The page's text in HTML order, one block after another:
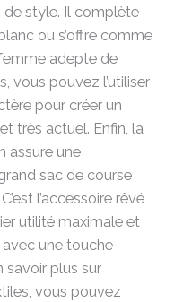
style. Il complète
ou s’offre comme
adepte de
vous pouvez l’utiliser
pour créer un
très actuel. Enfin, la
assure une
sac de course
l’accessoire rêvé
utilité maximale et
une touche
savoir plus sur
vous pouvez